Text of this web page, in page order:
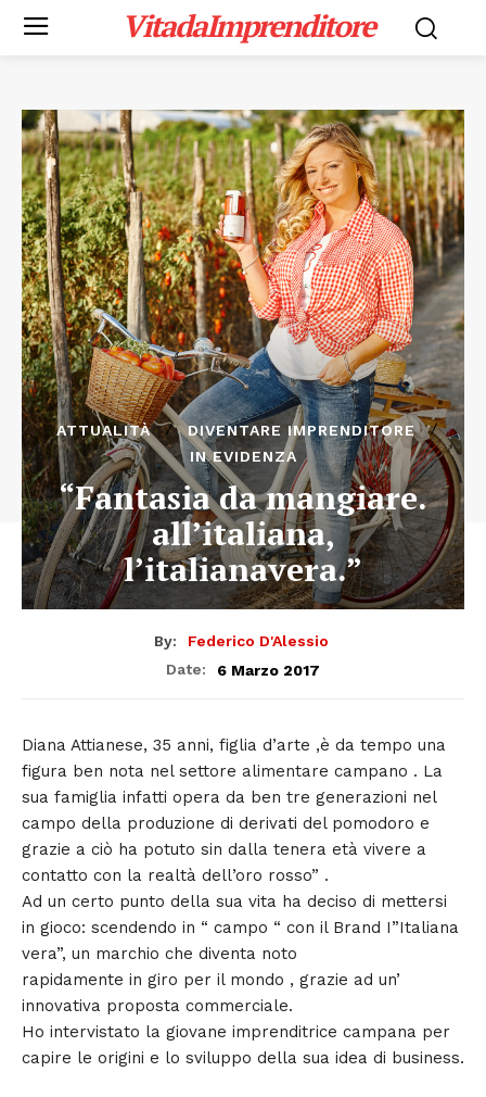
VitadaImprenditore
ATTUALITÀ
DIVENTARE IMPRENDITORE
IN EVIDENZA
“Fantasia da mangiare.
all’italiana,
l’italianavera.”
By:
Federico D'Alessio
Date:
6 Marzo 2017
Diana Attianese, 35 anni, figlia d’arte ,è da tempo una
figura ben nota nel settore alimentare campano . La
sua famiglia infatti opera da ben tre generazioni nel
campo della produzione di derivati del pomodoro e
grazie a ciò ha potuto sin dalla tenera età vivere a
contatto con la realtà dell’oro rosso” .
Ad un certo punto della sua vita ha deciso di mettersi
in gioco: scendendo in “ campo “ con il Brand I”Italiana
vera”, un marchio che diventa noto
rapidamente in giro per il mondo , grazie ad un’
innovativa proposta commerciale.
Ho intervistato la giovane imprenditrice campana per
capire le origini e lo sviluppo della sua idea di business.